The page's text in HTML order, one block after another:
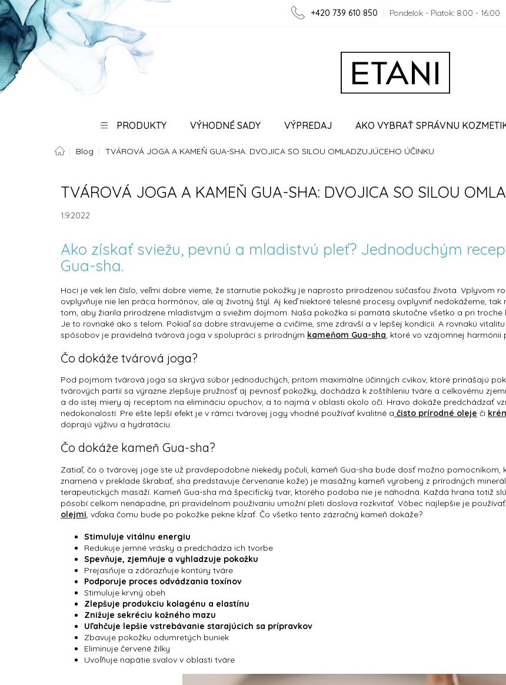
Prejsť
na
obsah
+420 739 610 850 Pondelok - Piatok: 8:00 - 16:00
PRODUKTY VÝHODNÉ SADY VÝPREDAJ AKO VYBRAŤ SPRÁVNU
SPOLUPRÁCA VERNOSTNÝ PROGRAM
Domov
Blog TVÁROVÁ JOGA A KAMEŇ GUA-SHA: DVOJICA SO SILOU OMLADZUJÚCEHO ÚČINKU
TVÁROVÁ JOGA A KAMEŇ GUA-SHA: DVOJICA SO SILOU
1.9.2022
Ako získať sviežu, pevnú a mladistvú pleť? Jednoduchým
Gua-sha.
Hoci je vek len číslo, veľmi dobre vieme, že starnutie pokožky je naprosto prirodzenou súčasťou života. Vplyvom
ovplyvňuje nie len práca hormónov, ale aj životný štýl. Aj keď niektoré telesné procesy ovplyvniť nedokážeme,
tom, aby žiarila prirodzene mladistvým a sviežim dojmom. Naša pokožka si pamätá skutočne všetko a pri
Je to rovnaké ako s telom. Pokiaľ sa dobre stravujeme a cvičíme, sme zdravší a v lepšej kondícii. A rovnakú
spôsobov je pravidelná tvárová joga v spolupráci s prírodným kameňom Gua-sha, ktoré vo vzájomnej harmónii
Čo dokáže tvárová joga?
Pod pojmom tvárová joga sa skrýva súbor jednoduchých, pritom maximálne účinných cvikov, ktoré prinášajú
tvárových partií sa výrazne zlepšuje pružnosť aj pevnosť pokožky, dochádza k zoštíhleniu tváre a celkovému
a do istej miery aj receptom na elimináciu opuchov, a to najmä v oblasti okolo očí. Hravo dokáže predchádzať
nedokonalostí. Pre ešte lepší efekt je v rámci tvárovej jogy vhodné používať kvalitné a čisto prírodné oleje či
doprajú výživu a hydratáciu.
Čo dokáže kameň Gua-sha?
Zatiaľ, čo o tvárovej joge ste už pravdepodobne niekedy počuli, kameň Gua-sha bude dosť možno pomocníkom,
znamená v preklade škrabať, sha predstavuje červenanie kože) je masážny kameň vyrobený z prírodných
terapeutických masáží. Kameň Gua-sha má špecifický tvar, ktorého podoba nie je náhodná. Každá hrana totiž
pôsobí celkom nenápadne, pri pravidelnom používaniu umožní pleti doslova rozkvitať. Vôbec najlepšie je
olejmi, vďaka čomu bude po pokožke pekne kĺzať. Čo všetko tento zázračný kameň dokáže?
Stimuluje vitálnu energiu
Redukuje jemné vrásky a predchádza ich tvorbe
Spevňuje, zjemňuje a vyhladzuje pokožku
Prejasňuje a zdôrazňuje kontúry tváre
Podporuje proces odvádzania toxínov
Stimuluje krvný obeh
Zlepšuje produkciu kolagénu a elastínu
Znižuje sekréciu kožného mazu
Uľahčuje lepšie vstrebávanie starajúcich sa prípravkov
Zbavuje pokožku odumretých buniek
Eliminuje červené žilky
Uvoľňuje napätie svalov v oblasti tváre